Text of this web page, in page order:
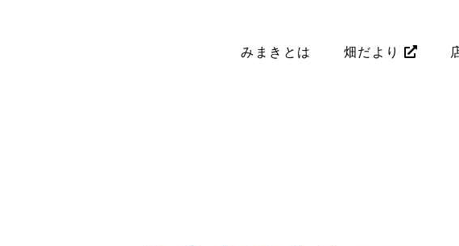
みまきとは 畑だより